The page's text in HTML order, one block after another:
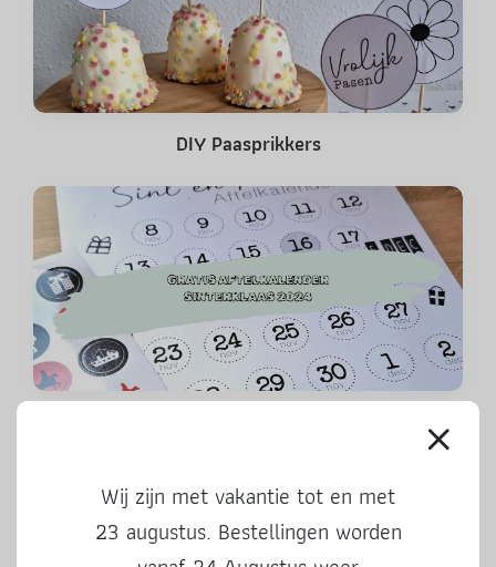
DIY Paasprikkers
Wij zijn met vakantie tot en met
23 augustus. Bestellingen worden